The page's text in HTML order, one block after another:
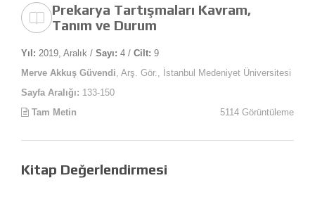
Prekarya Tartışmaları Kavram,
Tanım ve Durum
Yıl: 2019, Aralık / Sayı: 4 / Cilt: 9
Merve Akkuş Güvendi , Arş. Gör., İstanbul Medeniyet Üniversitesi
Sayfa Aralığı: 133-150
Tam Metin
5114 Görüntüleme
Kitap Değerlendirmesi